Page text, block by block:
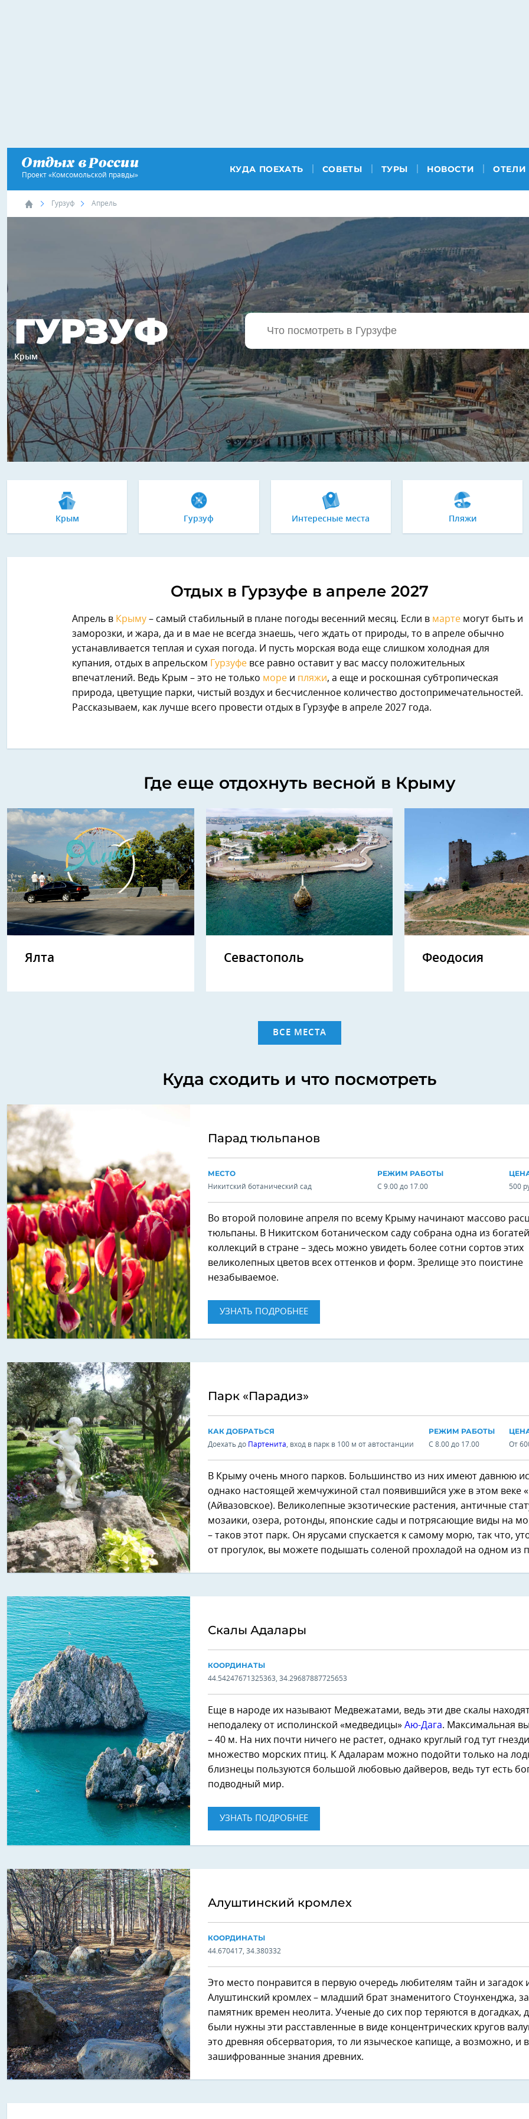
Проект «Комсомольской правды»
КУДА ПОЕХАТЬ СОВЕТЫ ТУРЫ НОВОСТИ ОТЕЛИ
Гурзуф Апрель
ГУРЗУФ
Крым
Крым Гурзуф Интересные места Пляжи
Отдых в Гурзуфе в апреле 2027
Апрель в Крыму – самый стабильный в плане погоды весенний месяц. Если в марте могут быть и
заморозки, и жара, да и в мае не всегда знаешь, чего ждать от природы, то в апреле обычно
устанавливается теплая и сухая погода. И пусть морская вода еще слишком холодная для
купания, отдых в апрельском
Гурзуфе все равно оставит у вас массу положительных
впечатлений. Ведь Крым – это не только море и пляжи, а еще и роскошная субтропическая
природа, цветущие парки, чистый воздух и бесчисленное количество достопримечательностей.
Рассказываем, как лучше всего провести отдых в Гурзуфе в апреле 2027 года.
Где еще отдохнуть весной в Крыму
Ялта Севастополь Феодосия
ВСЕ МЕСТА
Куда сходить и что посмотреть
Парад тюльпанов
МЕСТО
Никитский ботанический сад
РЕЖИМ РАБОТЫ
С 9.00 до 17.00 500
Во второй половине апреля по всему Крыму начинают массово
тюльпаны. В Никитском ботаническом саду собрана одна из
коллекций в стране – здесь можно увидеть более сотни сортов этих
великолепных цветов всех оттенков и форм. Зрелище это поистине
незабываемое.
УЗНАТЬ ПОДРОБНЕЕ
Парк «Парадиз»
КАК ДОБРАТЬСЯ
Доехать до Партенита , вход в парк в 100 м от автостанции
РЕЖИМ РАБОТЫ
С 8.00 до 17.00 От
В Крыму очень много парков. Большинство из них имеют давнюю
однако настоящей жемчужиной стал появившийся уже в этом веке
(Айвазовское). Великолепные экзотические растения, античные
мозаики, озера, ротонды, японские сады и потрясающие виды на
– таков этот парк. Он ярусами спускается к самому морю, так что,
от прогулок, вы можете подышать соленой прохладой на одном из
Скалы Адалары
КООРДИНАТЫ
44.54247671325363, 34.29687887725653
Еще в народе их называют Медвежатами, ведь эти две скалы
неподалеку от исполинской «медведицы» Аю-Дага. Максимальная
– 40 м. На них почти ничего не растет, однако круглый год тут
множество морских птиц. К Адаларам можно подойти только на
близнецы пользуются большой любовью дайверов, ведь тут есть
подводный мир.
УЗНАТЬ ПОДРОБНЕЕ
Алуштинский кромлех
КООРДИНАТЫ
44.670417, 34.380332
Это место понравится в первую очередь любителям тайн и загадок
Алуштинский кромлех – младший брат знаменитого Стоунхенджа,
памятник времен неолита. Ученые до сих пор теряются в догадках,
были нужны эти расставленные в виде концентрических кругов
это древняя обсерватория, то ли языческое капище, а возможно, и
зашифрованные знания древних.